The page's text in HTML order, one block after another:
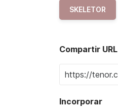
SKELETOR
Compartir URL
Incorporar